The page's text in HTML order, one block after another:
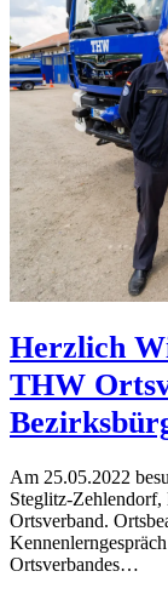
Herzlich
THW
Am 25.05.2022
Steglitz-
Ortsverband.
Ortsverbandes…